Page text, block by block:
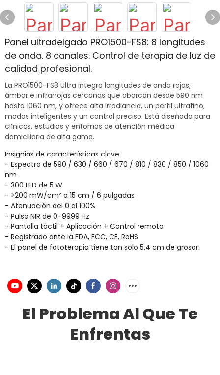
Panel ultradelgado PRO1500-FS8: 8 longitudes
de onda. 8 canales. Control de terapia de luz de
calidad profesional.
La PRO1500-FS8 Ultra integra longitudes de onda rojas,
ámbar e infrarrojas cercanas que abarcan desde 590 nm
hasta 1060 nm, y ofrece alta irradiancia, un perfil ultrafino,
modos inteligentes y un control preciso. Está diseñada para
clínicas, estudios y entornos de atención médica
domiciliaria de alta gama.
Insignias de características clave:
- Espectro de 590 / 630 / 660 / 670 / 810 / 830 / 850 / 1060
nm
- 300 LED de 5 W
- >200 mW/cm² a 15 cm / 6 pulgadas
- Atenuación del 0 al 100%
- Pulso NIR de 0–9999 Hz
- Pantalla táctil + Aplicación + Control remoto
- Registrado ante la FDA, FCC, CE, RoHS
- El panel de fototerapia tiene tan solo 5,4 cm de grosor.
El Problema Al Que Te
Enfrentas